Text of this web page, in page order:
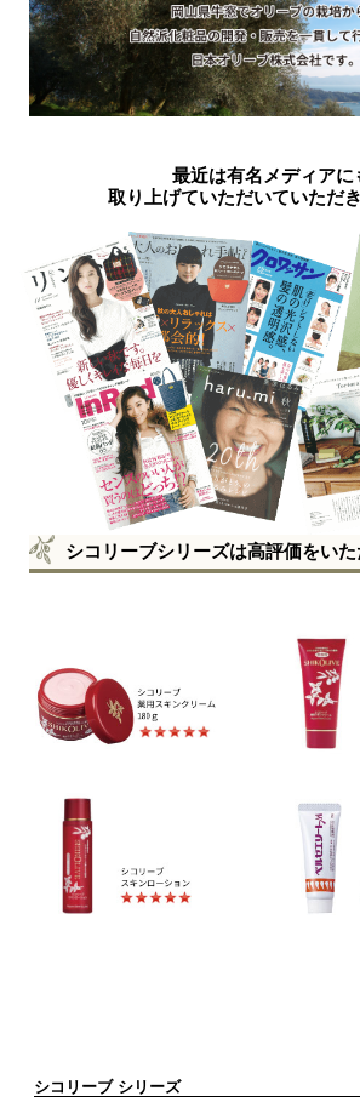
最近は有名メディアに
取り上げていただいていただ
シコリーブシリーズは高評価をい
シコリーブ シリーズ